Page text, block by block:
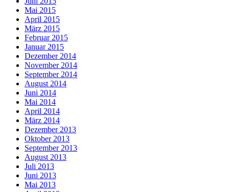
Mai 2015
April 2015
März 2015
Februar 2015
Januar 2015
Dezember 2014
November 2014
September 2014
August 2014
Juni 2014
Mai 2014
April 2014
März 2014
Dezember 2013
Oktober 2013
September 2013
August 2013
Juli 2013
Juni 2013
Mai 2013